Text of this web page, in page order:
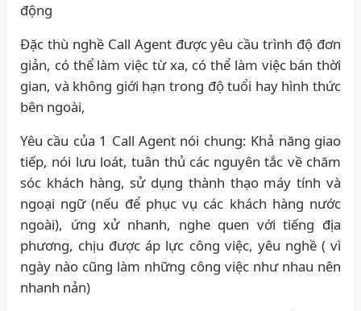
động
Đặc thù nghề Call Agent được yêu cầu trình độ đơn
giản, có thể làm việc từ xa, có thể làm việc bán thời
gian, và không giới hạn trong độ tuổi hay hình thức
bên ngoài,
Yêu cầu của 1 Call Agent nói chung: Khả năng giao
tiếp, nói lưu loát, tuân thủ các nguyên tắc về chăm
sóc khách hàng, sử dụng thành thạo máy tính và
ngoại ngữ (nếu để phục vụ các khách hàng nước
ngoài), ứng xử nhanh, nghe quen với tiếng địa
phương, chịu được áp lực công việc, yêu nghề ( vì
ngày nào cũng làm những công việc như nhau nên
nhanh nản)